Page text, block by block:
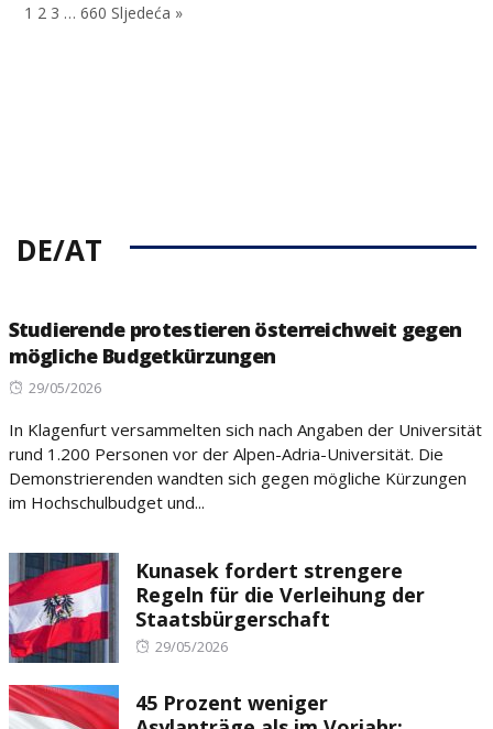
1 2 3 … 660 Sljedeća »
DE/AT
Studierende protestieren österreichweit gegen
mögliche Budgetkürzungen
Posted
29/05/2026
In Klagenfurt versammelten sich nach Angaben der Universität
rund 1.200 Personen vor der Alpen-Adria-Universität. Die
Demonstrierenden wandten sich gegen mögliche Kürzungen
im Hochschulbudget und...
Kunasek fordert strengere
Regeln für die Verleihung der
Staatsbürgerschaft
Posted
29/05/2026
45 Prozent weniger